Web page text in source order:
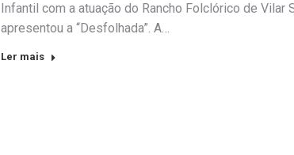
Infantil com a atuação do Rancho Folclórico de Vilar
apresentou a “Desfolhada”. A…
Ler mais